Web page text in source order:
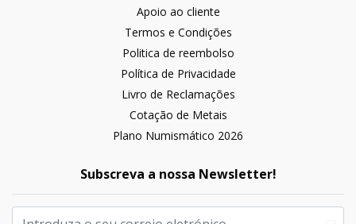
Apoio ao cliente
Termos e Condições
Politica de reembolso
Política de Privacidade
Livro de Reclamações
Cotação de Metais
Plano Numismático 2026
Subscreva a nossa Newsletter!